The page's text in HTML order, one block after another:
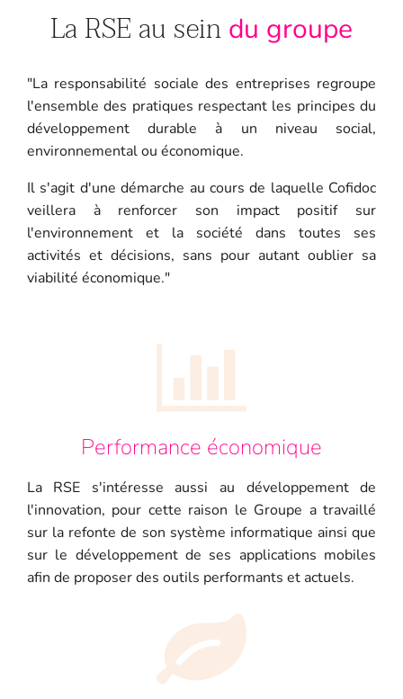
La RSE au sein du groupe
"La responsabilité sociale des entreprises regroupe
l'ensemble des pratiques respectant les principes du
développement durable à un niveau social,
environnemental ou économique.
Il s'agit d'une démarche au cours de laquelle Cofidoc
veillera à renforcer son impact positif sur
l'environnement et la société dans toutes ses
activités et décisions, sans pour autant oublier sa
viabilité économique."
Performance économique
La RSE s'intéresse aussi au développement de
l'innovation, pour cette raison le Groupe a travaillé
sur la refonte de son système informatique ainsi que
sur le développement de ses applications mobiles
afin de proposer des outils performants et actuels.